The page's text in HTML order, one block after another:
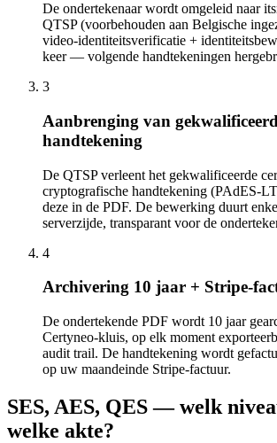
De ondertekenaar wordt omgeleid naar
QTSP (voorbehouden aan Belgische
video-identiteitsverificatie +
keer — volgende handtekeningen
3
Aanbrenging van
handtekening
De QTSP verleent het gekwalificeerde
cryptografische handtekening (PAdES-
deze in de PDF. De bewerking duurt
serverzijde, transparant voor de
4
Archivering 10 jaar + Stripe-
De ondertekende PDF wordt 10 jaar
Certyneo-kluis, op elk moment
audit trail. De handtekening wordt
op uw maandeinde Stripe-factuur.
SES, AES, QES — welk
welke akte?